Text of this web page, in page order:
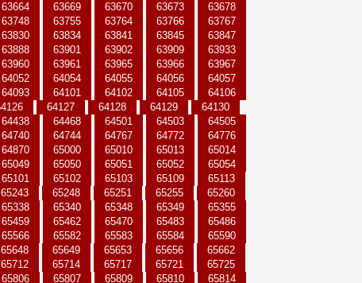
63664 63669 63670 63673
63678
63748 63755 63764 63766
63767
63830 63834 63841 63845
63847
63888 63901 63902 63909
63933
63960 63961 63965 63966
63967
64052 64054 64055 64056
64057
64093 64101 64102 64105
64106
64127 64128 64129
64130
64438 64468 64501 64503
64505
64740 64744 64767 64772
64776
64870 65000 65010 65013
65014
65049 65050 65051 65052
65054
65101 65102 65103 65109
65113
65243 65248 65251 65255
65260
65338 65340 65348 65349
65355
65459 65462 65470 65483
65486
65566 65582 65583 65584
65590
65648 65649 65653 65656
65662
65712 65714 65717 65721
65725
65806 65807 65809 65810 65814